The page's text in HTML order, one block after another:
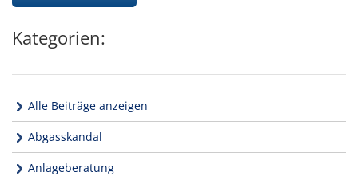
Kategorien:
Alle Beiträge anzeigen
Abgasskandal
Anlageberatung